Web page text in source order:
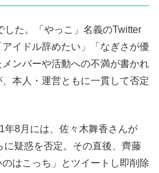
した。「やっこ」名義のTwitter
イドル辞めたい」「なぎさが優
ンバーや活動への不満が書かれ
本人・運営ともに一貫して否定
年8月には、佐々木舞香さんが
に疑惑を否定。その直後、齊藤
はこっち」とツイートし即削除